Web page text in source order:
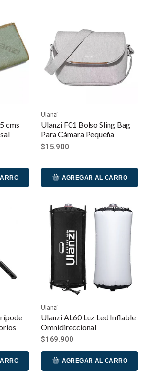
cms
Ulanzi
Ulanzi F01 Bolso Sling Bag
Para Cámara Pequeña
$15.900
AGREGAR AL CARRO
Ulanzi
Ulanzi AL60 Luz Led Inflable
Omnidireccional
$169.900
AGREGAR AL CARRO